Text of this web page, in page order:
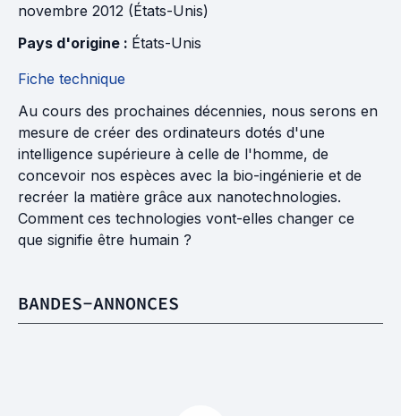
novembre 2012 (États-Unis)
Pays d'origine : États-Unis
Fiche technique
Au cours des prochaines décennies, nous serons en
mesure de créer des ordinateurs dotés d'une
intelligence supérieure à celle de l'homme, de
concevoir nos espèces avec la bio-ingénierie et de
recréer la matière grâce aux nanotechnologies.
Comment ces technologies vont-elles changer ce
que signifie être humain ?
BANDES-ANNONCES